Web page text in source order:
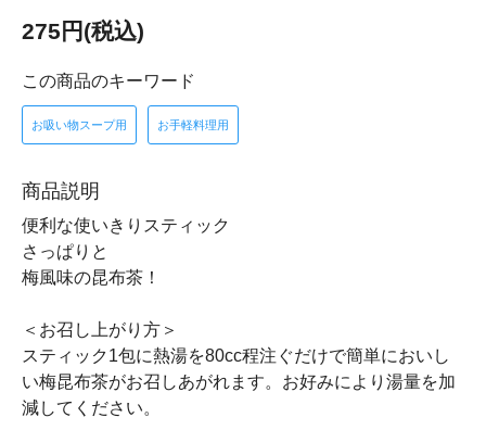
275円(税込)
この商品のキーワード
お吸い物スープ用 お手軽料理用
商品説明
便利な使いきりスティック
さっぱりと
梅風味の昆布茶！
＜お召し上がり方＞
スティック1包に熱湯を80cc程注ぐだけで簡単においし
い梅昆布茶がお召しあがれます。お好みにより湯量を加
減してください。